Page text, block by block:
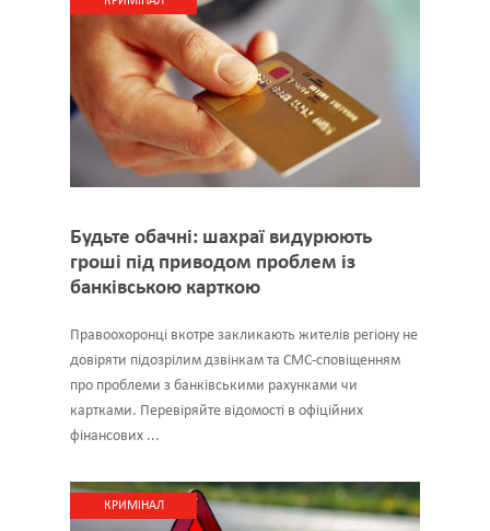
Будьте обачні: шахраї видурюють
гроші під приводом проблем із
банківською карткою
Правоохоронці вкотре закликають жителів регіону не
довіряти підозрілим дзвінкам та СМС-сповіщенням
про проблеми з банківськими рахунками чи
картками. Перевіряйте відомості в офіційних
фінансових ...
КРИМІНАЛ